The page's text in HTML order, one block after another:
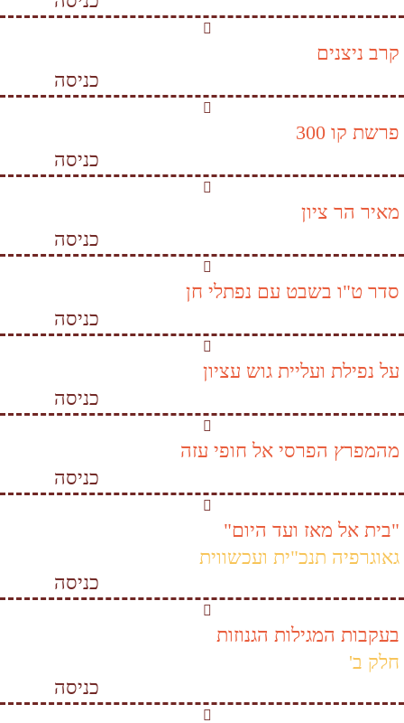
קרב ניצנים
כניסה
פרשת קו 300
כניסה
מאיר הר ציון
כניסה
סדר ט"ו בשבט עם נפתלי חן
כניסה
על נפילת ועליית גוש עציון
כניסה
מהמפרץ הפרסי אל חופי עזה
כניסה
"בית אל מאז ועד היום"
גאוגרפיה תנכ"ית ועכשווית
כניסה
בעקבות המגילות הגנוזות
חלק ב'
כניסה